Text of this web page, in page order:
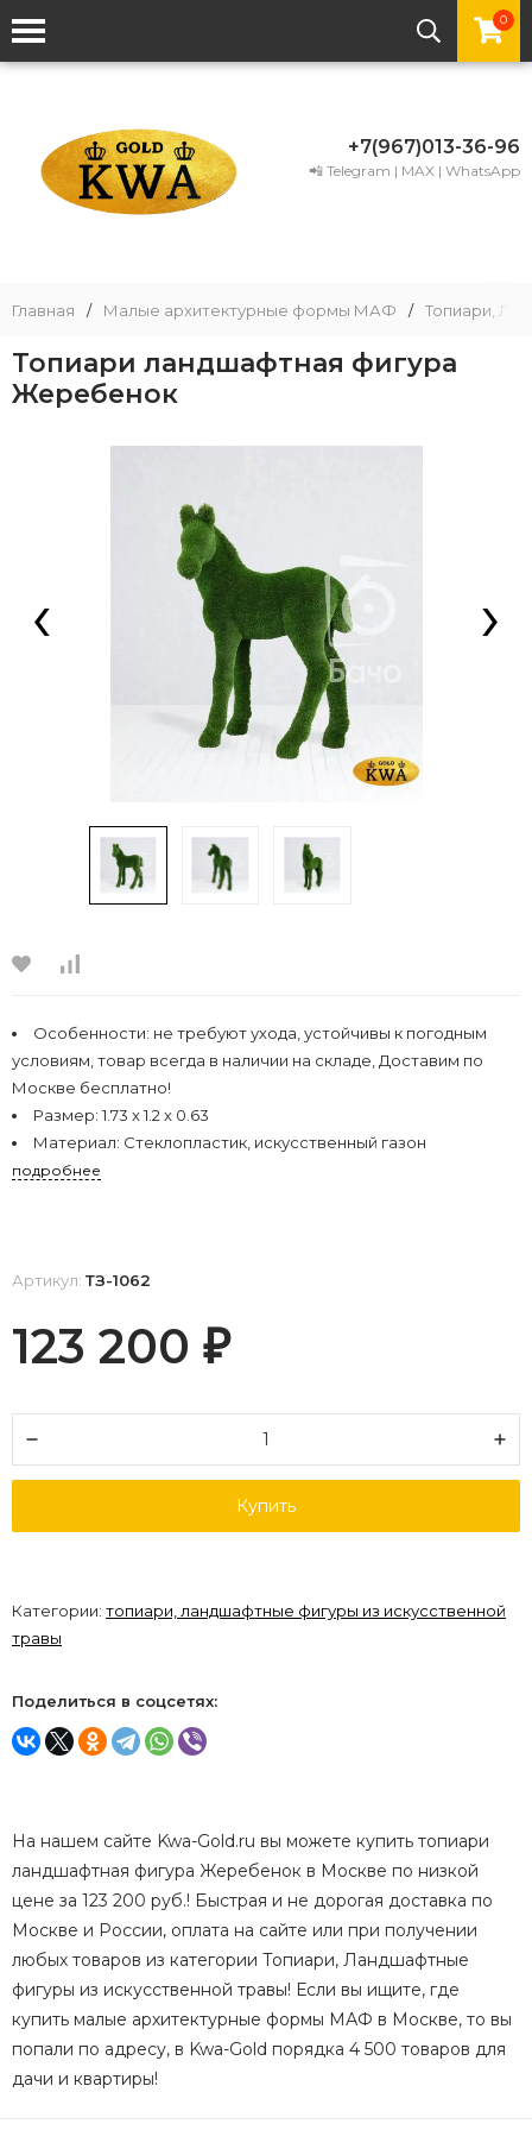
0
+7(967)013-36-96
📲 Telegram | MAX | WhatsApp
Главная / Малые архитектурные формы МАФ / Топиари,
Топиари ландшафтная фигура
Жеребенок
‹ ›
Особенности: не требуют ухода, устойчивы к погодным
условиям, товар всегда в наличии на складе, Доставим по
Москве бесплатно!
Размер: 1.73 x 1.2 x 0.63
Материал: Стеклопластик, искусственный газон
подробнее
Артикул: ТЗ-1062
123 200 ₽
Купить
Категории: топиари, ландшафтные фигуры из искусственной
травы
Поделиться в соцсетях:
На нашем сайте Kwa-Gold.ru вы можете купить топиари
ландшафтная фигура Жеребенок в Москве по низкой
цене за 123 200 руб.! Быстрая и не дорогая доставка по
Москве и России, оплата на сайте или при получении
любых товаров из категории Топиари, Ландшафтные
фигуры из искусственной травы! Если вы ищите, где
купить малые архитектурные формы МАФ в Москве, то вы
попали по адресу, в Kwa-Gold порядка 4 500 товаров для
дачи и квартиры!